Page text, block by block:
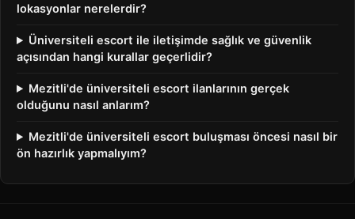
lokasyonlar nerelerdir?
Üniversiteli escort ile iletişimde sağlık ve güvenlik
açısından hangi kurallar geçerlidir?
Mezitli'de üniversiteli escort ilanlarının gerçek
olduğunu nasıl anlarım?
Mezitli'de üniversiteli escort buluşması öncesi nasıl bir
ön hazırlık yapmalıyım?